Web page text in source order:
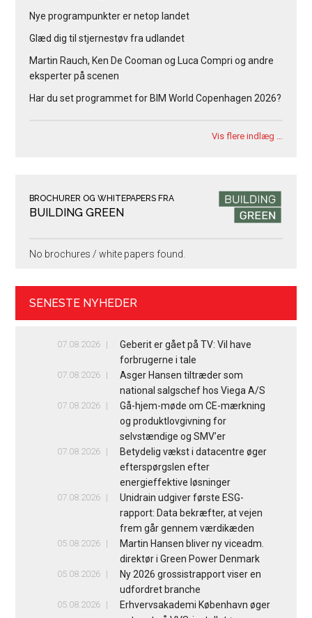
Nye programpunkter er netop landet
Glæd dig til stjernestøv fra udlandet
Martin Rauch, Ken De Cooman og Luca Compri og andre
eksperter på scenen
Har du set programmet for BIM World Copenhagen 2026?
Vis flere indlæg …
BROCHURER OG WHITEPAPERS FRA
BUILDING GREEN
No brochures / white papers found.
SENESTE NYHEDER
07.08.2026
Geberit er gået på TV: Vil have
forbrugerne i tale
07.08.2026
Asger Hansen tiltræder som
national salgschef hos Viega A/S
07.08.2026
Gå-hjem-møde om CE-mærkning
og produktlovgivning for
selvstændige og SMV’er
07.08.2026
Betydelig vækst i datacentre øger
efterspørgslen efter
energieffektive løsninger
07.08.2026
Unidrain udgiver første ESG-
rapport: Data bekræfter, at vejen
frem går gennem værdikæden
05.08.2026
Martin Hansen bliver ny viceadm.
direktør i Green Power Denmark
05.08.2026
Ny 2026 grossistrapport viser en
udfordret branche
05.08.2026
Erhvervsakademi København øger